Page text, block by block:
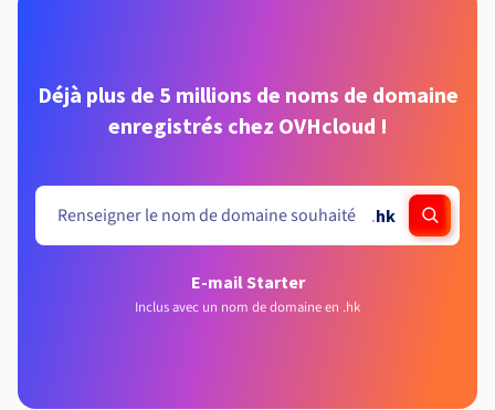
Déjà plus de 5 millions de noms de domaine
enregistrés chez OVHcloud !
.hk
E-mail Starter
Inclus avec un nom de domaine en .hk